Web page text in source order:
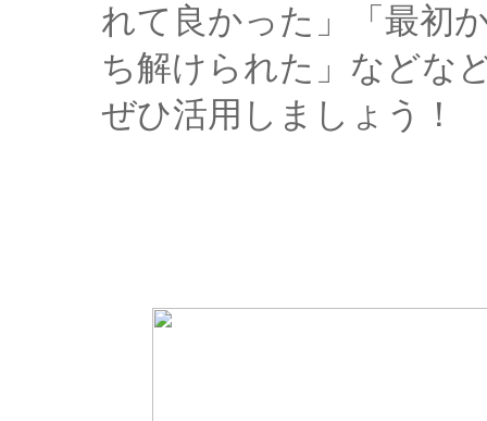
れて良かった」「最初
ち解けられた」などな
ぜひ活用しましょう！